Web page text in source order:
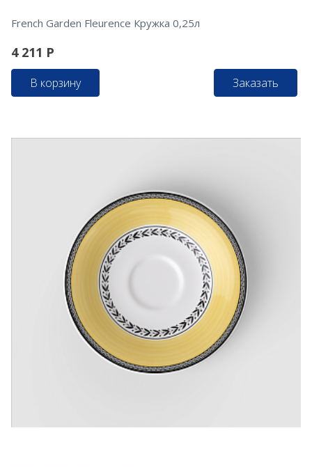
French Garden Fleurence Кружка 0,25л
4 211 Р
В корзину Заказать